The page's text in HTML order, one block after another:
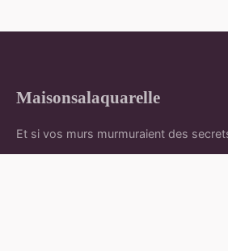
Maisonsalaquarelle
Et si vos murs murmuraient des